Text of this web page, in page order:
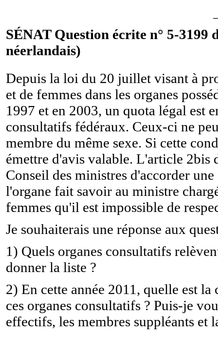
SÉNAT Question écrite n° 5-3199
néerlandais)
Depuis la loi du 20 juillet visant à
et de femmes dans les organes
1997 et en 2003, un quota légal est
consultatifs fédéraux. Ceux-ci ne
membre du même sexe. Si cette
émettre d'avis valable. L'article 2bis
Conseil des ministres d'accorder
l'organe fait savoir au ministre
femmes qu'il est impossible de
Je souhaiterais une réponse aux
1) Quels organes consultatifs
donner la liste ?
2) En cette année 2011, quelle est
ces organes consultatifs ? Puis-je
effectifs, les membres suppléants et